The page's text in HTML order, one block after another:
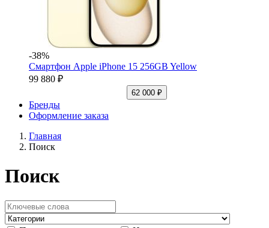
-38%
Смартфон Apple iPhone 15 256GB Yellow
99 880 ₽
62 000 ₽
Бренды
Оформление заказа
Главная
Поиск
Поиск